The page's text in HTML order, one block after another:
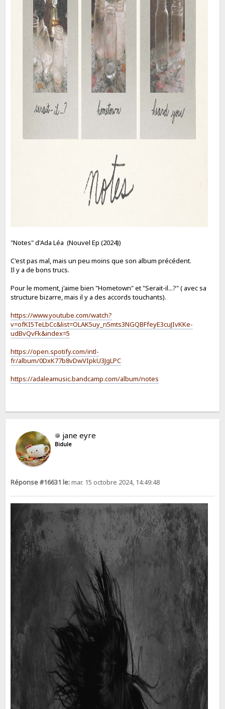
"Notes" d'Ada Léa (Nouvel Ep (2024))
C'est pas mal, mais un peu moins que son album précédent.
Il y a de bons trucs.
Pour le moment, j'aime bien "Hometown" et "Serait-il...?" ( avec sa
structure bizarre, mais il y a des accords touchants).
https://www.youtube.com/watch?
v=ofKI5TeLbCc&list=OLAK5uy_n5mts3NGQBFfeyE3cuJIvKKe-
udBvQvFk&index=5
https://open.spotify.com/intl-
fr/album/0DxK77b8vDwVIpkU3JgLPC
https://adaleamusic.bandcamp.com/album/notes
jane eyre
Bidule
Réponse #16631 le:mar. 15 octobre 2024, 14:49:48